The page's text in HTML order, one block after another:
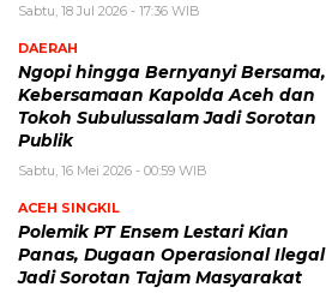
Sabtu, 18 Jul 2026 - 17:36 WIB
DAERAH
Ngopi hingga Bernyanyi Bersama,
Kebersamaan Kapolda Aceh dan
Tokoh Subulussalam Jadi Sorotan
Publik
Sabtu, 16 Mei 2026 - 00:59 WIB
ACEH SINGKIL
Polemik PT Ensem Lestari Kian
Panas, Dugaan Operasional Ilegal
Jadi Sorotan Tajam Masyarakat